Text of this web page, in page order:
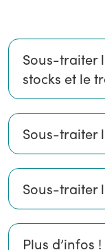
Sous-traiter
stocks et le
Sous-traiter
Sous-traiter
Plus d’infos !